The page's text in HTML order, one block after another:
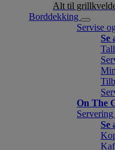
Alt til
Borddekking
Servise
Se
On The
Se